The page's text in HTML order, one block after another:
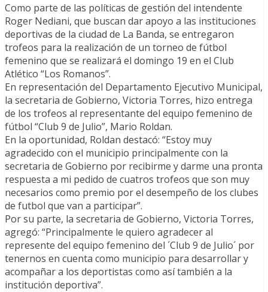
Como parte de las políticas de gestión del intendente
Roger Nediani, que buscan dar apoyo a las instituciones
deportivas de la ciudad de La Banda, se entregaron
trofeos para la realización de un torneo de fútbol
femenino que se realizará el domingo 19 en el Club
Atlético “Los Romanos”.
En representación del Departamento Ejecutivo Municipal,
la secretaria de Gobierno, Victoria Torres, hizo entrega
de los trofeos al representante del equipo femenino de
fútbol “Club 9 de Julio”, Mario Roldan.
En la oportunidad, Roldan destacó: “Estoy muy
agradecido con el municipio principalmente con la
secretaria de Gobierno por recibirme y darme una pronta
respuesta a mi pedido de cuatros trofeos que son muy
necesarios como premio por el desempeño de los clubes
de futbol que van a participar”.
Por su parte, la secretaria de Gobierno, Victoria Torres,
agregó: “Principalmente le quiero agradecer al
represente del equipo femenino del ´Club 9 de Julio´ por
tenernos en cuenta como municipio para desarrollar y
acompañar a los deportistas como así también a la
institución deportiva”.